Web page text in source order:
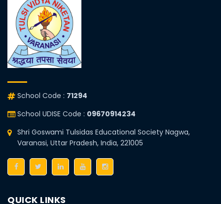
School Code : 71294
School UDISE Code : 09670914234
Shri Goswami Tulsidas Educational Society Nagwa,
Varanasi, Uttar Pradesh, India, 221005
QUICK LINKS